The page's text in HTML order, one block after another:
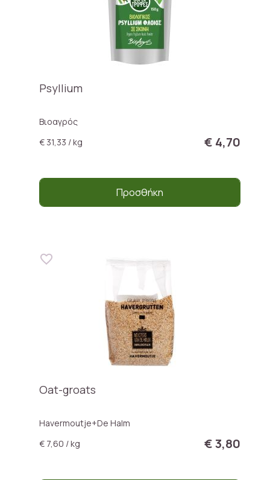
Psyllium
Βιοαγρός
€ 31,33 / kg
€ 4,70
Προσθήκη
Oat-groats
Havermoutje+De Halm
€ 7,60 / kg
€ 3,80